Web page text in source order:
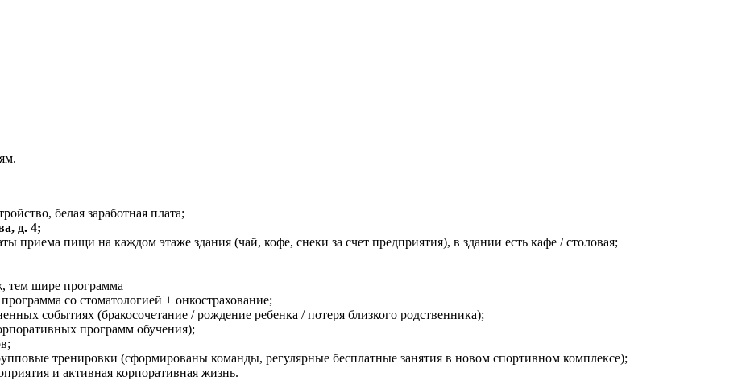
белая заработная плата;
д. 4;
пищи на каждом этаже здания (чай, кофе, снеки за счет предприятия), в здании есть кафе / столовая;
тем шире программа
со стоматологией + онкострахование;
событиях (бракосочетание / рождение ребенка / потеря близкого родственника);
программ обучения);
тренировки (сформированы команды, регулярные бесплатные занятия в новом спортивном комплексе);
и активная корпоративная жизнь.